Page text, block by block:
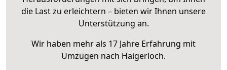
die Last zu erleichtern – bieten wir Ihnen unsere
Unterstützung an.
Wir haben mehr als 17 Jahre Erfahrung mit
Umzügen nach Haigerloch.